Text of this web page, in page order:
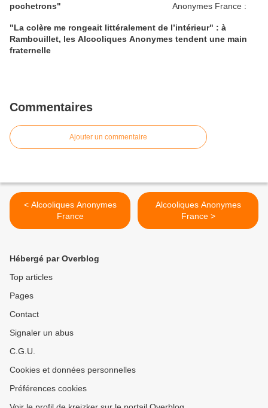
pochetrons"
"La colère me rongeait littéralement de l’intérieur" : à
Rambouillet, les Alcooliques Anonymes tendent une main
fraternelle
Commentaires
Ajouter un commentaire
< Alcooliques Anonymes
France
Alcooliques Anonymes
France >
Hébergé par Overblog
Top articles
Pages
Contact
Signaler un abus
C.G.U.
Cookies et données personnelles
Préférences cookies